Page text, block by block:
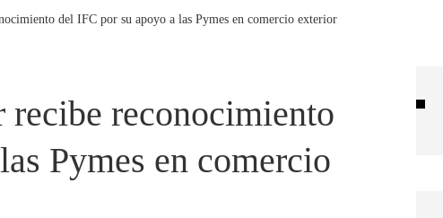
del IFC por su apoyo a las Pymes en comercio exterior
reconocimiento
Pymes en comercio